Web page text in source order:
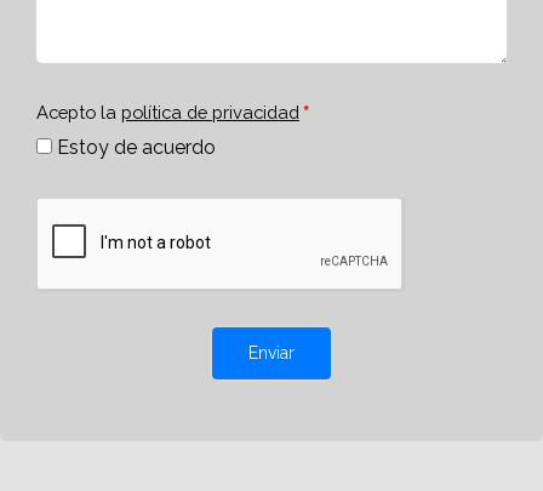
Acepto la política de privacidad
Estoy de acuerdo
Enviar